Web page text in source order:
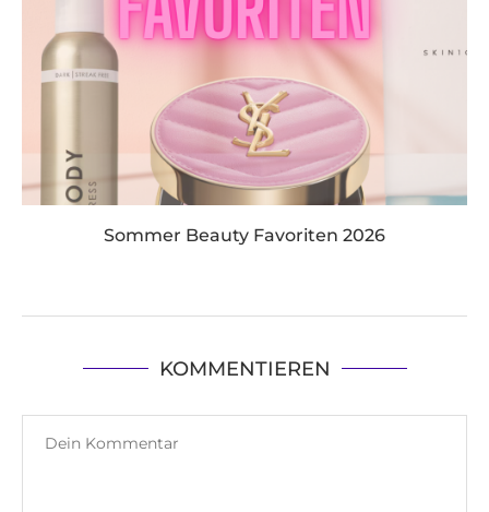
Sommer Beauty Favoriten 2026
KOMMENTIEREN